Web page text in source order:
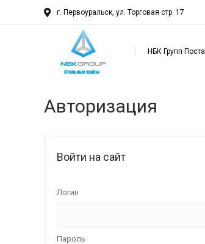
г. Первоуральск, ул. Торговая стр. 17
НБК Групп
Авторизация
Войти на сайт
Логин
Пароль